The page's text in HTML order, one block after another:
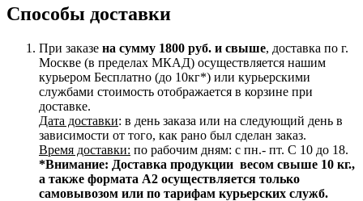
Способы доставки
При заказе на сумму 1800 руб. и свыше, доставка по г.
Москве (в пределах МКАД) осуществляется нашим
курьером Бесплатно (до 10кг*) или курьерскими
службами стоимость отображается в корзине при
доставке.
Дата доставки: в день заказа или на следующий день в
зависимости от того, как рано был сделан заказ.
Время доставки: по рабочим дням: с пн.- пт. С 10 до 18.
*Внимание: Доставка продукции весом свыше 10 кг.,
а также формата А2 осуществляется только
самовывозом или по тарифам курьерских служб.